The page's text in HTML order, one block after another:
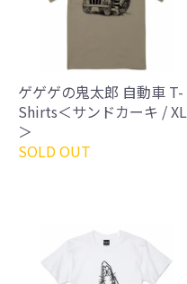
ゲゲゲの鬼太郎 自動車 T-
Shirts＜サンドカーキ / XL
＞
SOLD OUT